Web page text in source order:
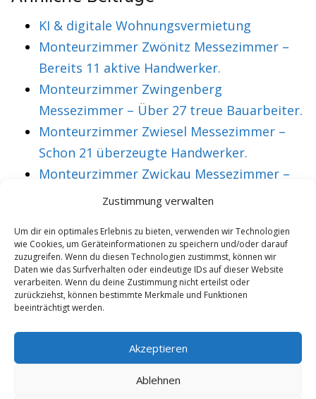
Zustimmung verwalten
Um dir ein optimales Erlebnis zu bieten, verwenden wir Technologien
wie Cookies, um Geräteinformationen zu speichern und/oder darauf
zuzugreifen. Wenn du diesen Technologien zustimmst, können wir
Daten wie das Surfverhalten oder eindeutige IDs auf dieser Website
verarbeiten. Wenn du deine Zustimmung nicht erteilst oder
zurückziehst, können bestimmte Merkmale und Funktionen
beeinträchtigt werden.
Akzeptieren
Ablehnen
KI & digitale Wohnungsvermietung
Monteurzimmer Zwönitz Messezimmer –
Bereits 11 aktive Handwerker.
Monteurzimmer Zwingenberg
Messezimmer – Über 27 treue Bauarbeiter.
Monteurzimmer Zwiesel Messezimmer –
Schon 21 überzeugte Handwerker.
Monteurzimmer Zwickau Messezimmer –
Über 36 treue Montagearbeiter.
VORHERIGER ARTIKEL
Monteurzimmer
Nordenham
Messezimmer –
Schon 14 aktive
NÄCHSTER ARTIKEL
Monteurzimmer
Norderstedt
Über 28 aktive